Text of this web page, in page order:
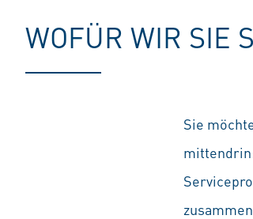
WOFÜR WIR SIE
Sie